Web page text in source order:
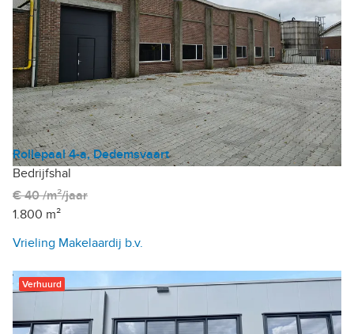
Rollepaal 4-a, Dedemsvaart
Bedrijfshal
€ 40 /m²/jaar
1.800 m²
Vrieling Makelaardij b.v.
Verhuurd